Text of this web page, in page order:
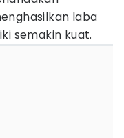
laba
semakin kuat.